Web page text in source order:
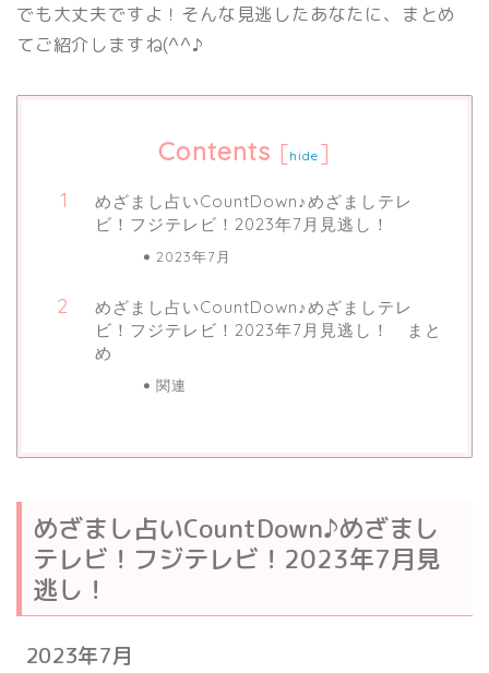
でも大丈夫ですよ！そんな見逃したあなたに、まとめ
てご紹介しますね(^^♪
Contents [hide ]
めざまし占いCountDown♪めざましテレ
ビ！フジテレビ！2023年7月見逃し！
2023年7月
めざまし占いCountDown♪めざましテレ
ビ！フジテレビ！2023年7月見逃し！ まと
め
関連
めざまし占いCountDown♪めざまし
テレビ！フジテレビ！2023年7月見
逃し！
2023年7月